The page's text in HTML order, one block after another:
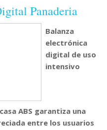
Panaderia
Balanza
electrónica
digital de uso
intensivo
ABS garantiza una
entre los usuarios